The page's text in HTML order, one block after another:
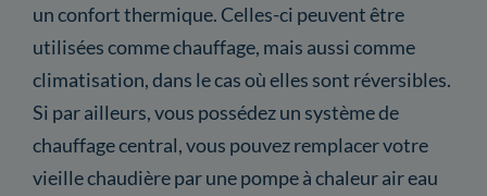
un confort thermique. Celles-ci peuvent être
utilisées comme chauffage, mais aussi comme
climatisation, dans le cas où elles sont réversibles.
Si par ailleurs, vous possédez un système de
chauffage central, vous pouvez remplacer votre
vieille chaudière par une pompe à chaleur air eau